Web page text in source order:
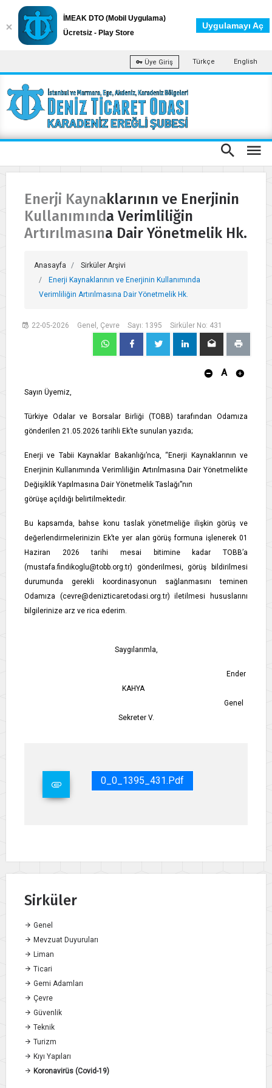
Üye Giriş Türkçe English
Enerji Kaynaklarının ve Enerjinin
Kullanımında Verimliliğin
Artırılmasına Dair Yönetmelik Hk.
Anasayfa
Sirküler Arşivi
Enerji Kaynaklarının ve Enerjinin Kullanımında
Verimliliğin Artırılmasına Dair Yönetmelik Hk.
22-05-2026 Genel, Çevre Sayı: 1395 Sirküler No: 431
A
Sayın Üyemiz,
Türkiye Odalar ve Borsalar Birliği (TOBB) tarafından Odamıza
gönderilen 21.05.2026 tarihli Ek’te sunulan yazıda;
Enerji ve Tabii Kaynaklar Bakanlığı’nca, “Enerji Kaynaklarının ve
Enerjinin Kullanımında Verimliliğin Artırılmasına Dair Yönetmelikte
Değişiklik Yapılmasına Dair Yönetmelik Taslağı”nın
görüşe açıldığı belirtilmektedir.
Bu kapsamda, bahse konu taslak yönetmeliğe ilişkin görüş ve
değerlendirmelerinizin Ek’te yer alan görüş formuna işlenerek 01
Haziran 2026 tarihi mesai bitimine kadar TOBB’a
(mustafa.findikoglu@tobb.org.tr) gönderilmesi, görüş bildirilmesi
durumunda gerekli koordinasyonun sağlanmasını teminen
Odamıza (cevre@denizticaretodasi.org.tr) iletilmesi hususlarını
bilgilerinize arz ve rica ederim.
Saygılarımla,
Ender
KAHYA
Genel
Sekreter V.
0_0_1395_431.pdf
Sirküler
Genel
Mevzuat Duyuruları
Liman
Ticari
Gemi Adamları
Çevre
Güvenlik
Teknik
Turizm
Kıyı Yapıları
Koronavirüs (Covid-19)
İMEAK DTO (Mobil Uygulama)
Ücretsiz - Play Store
Uygulamayı Aç